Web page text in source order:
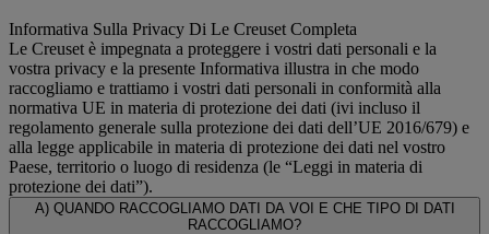
Informativa Sulla Privacy Di Le Creuset Completa
Le Creuset è impegnata a proteggere i vostri dati personali e la
vostra privacy e la presente Informativa illustra in che modo
raccogliamo e trattiamo i vostri dati personali in conformità alla
normativa UE in materia di protezione dei dati (ivi incluso il
regolamento generale sulla protezione dei dati dell’UE 2016/679) e
alla legge applicabile in materia di protezione dei dati nel vostro
Paese, territorio o luogo di residenza (le “Leggi in materia di
protezione dei dati”).
A) QUANDO RACCOGLIAMO DATI DA VOI E CHE TIPO DI DATI
RACCOGLIAMO?